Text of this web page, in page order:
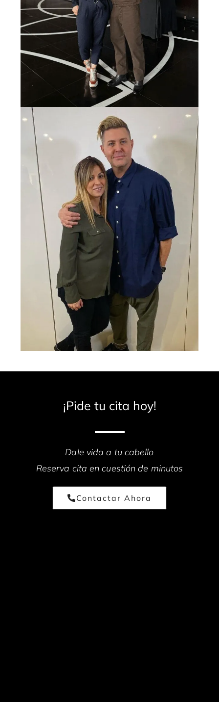
¡Pide tu cita hoy!
Dale vida a tu cabello
Reserva cita en cuestión de minutos
Contactar Ahora